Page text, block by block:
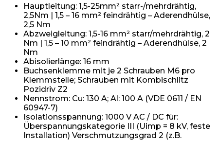
Hauptleitung: 1,5-25mm² starr-/mehrdrähtig,
2,5Nm | 1,5 – 16 mm² feindrähtig – Aderendhülse,
2,5 Nm
Abzweigleitung: 1,5-16 mm² starr/mehrdrähtig, 2
Nm | 1,5 – 10 mm² feindrähtig – Aderendhülse, 2
Nm
Abisolierlänge: 16 mm
Buchsenklemme mit je 2 Schrauben M6 pro
Klemmstelle; Schrauben mit Kombischlitz
Pozidriv Z2
Nennstrom: Cu: 130 A; Al: 100 A (VDE 0611 / EN
60947-7)
Isolationsspannung: 1000 V AC / DC für:
Überspannungskategorie III (Uimp = 8 kV, feste
Installation) Verschmutzungsgrad 2 (z.B.